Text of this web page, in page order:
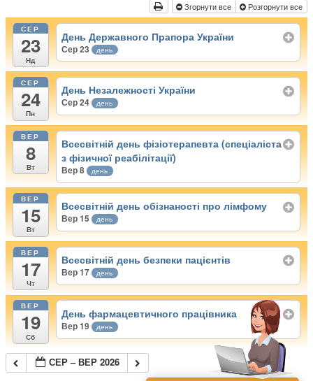
Згорнути все Розгорнути все
СЕР
23
Нд
День Державного Прапора України
Сер 23 день
СЕР
24
Пн
День Незалежності України
Сер 24 день
ВЕР
8
Вт
Всесвітній день фізіотерапевта (спеціаліста
з фізичної реабілітації)
Вер 8 день
ВЕР
15
Вт
Всесвітній день обізнаності про лімфому
Вер 15 день
ВЕР
17
Чт
Всесвітній день безпеки пацієнтів
Вер 17 день
ВЕР
19
Сб
День фармацевтичного працівника
Вер 19 день
СЕР – ВЕР 2026